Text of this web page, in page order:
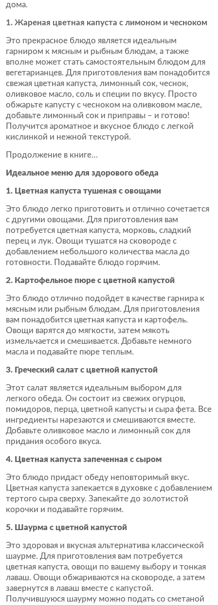
дома.
1. Жареная цветная капуста с лимоном и чесноком
Это прекрасное блюдо является идеальным
гарниром к мясным и рыбным блюдам, а также
вполне может стать самостоятельным блюдом для
вегетарианцев. Для приготовления вам понадобится
свежая цветная капуста, лимонный сок, чеснок,
оливковое масло, соль и специи по вкусу. Просто
обжарьте капусту с чесноком на оливковом масле,
добавьте лимонный сок и приправы – и готово!
Получится ароматное и вкусное блюдо с легкой
кислинкой и нежной текстурой.
Продолжение в книге…
Идеальное меню для здорового обеда
1. Цветная капуста тушеная с овощами
Это блюдо легко приготовить и отлично сочетается
с другими овощами. Для приготовления вам
потребуется цветная капуста, морковь, сладкий
перец и лук. Овощи тушатся на сковороде с
добавлением небольшого количества масла до
готовности. Подавайте блюдо горячим.
2. Картофельное пюре с цветной капустой
Это блюдо отлично подойдет в качестве гарнира к
мясным или рыбным блюдам. Для приготовления
вам понадобится цветная капуста и картофель.
Овощи варятся до мягкости, затем мякоть
измельчается и смешивается. Добавьте немного
масла и подавайте пюре теплым.
3. Греческий салат с цветной капустой
Этот салат является идеальным выбором для
легкого обеда. Он состоит из свежих огурцов,
помидоров, перца, цветной капусты и сыра фета. Все
ингредиенты нарезаются и смешиваются вместе.
Добавьте оливковое масло и лимонный сок для
придания особого вкуса.
4. Цветная капуста запеченная с сыром
Это блюдо придаст обеду неповторимый вкус.
Цветная капуста запекается в духовке с добавлением
тертого сыра сверху. Запекайте до золотистой
корочки и подавайте горячим.
5. Шаурма с цветной капустой
Это здоровая и вкусная альтернатива классической
шаурме. Для приготовления вам потребуется
цветная капуста, овощи по вашему выбору и тонкая
лаваш. Овощи обжариваются на сковороде, а затем
завернутся в лаваш вместе с капустой.
Получившуюся шаурму можно подать со сметаной